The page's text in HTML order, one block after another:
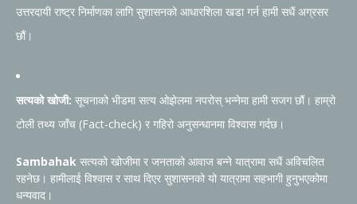
उत्तरदायी राष्ट्र निर्माणका लागि सुशासनको आधारशिला खडा गर्न हामी सधैं अग्रसर
छौं।
सत्यको खोजी: सूचनाको भीडमा सत्य ओझेलमा नपरोस् भन्नेमा हामी सजग छौं। हाम्रो
टोली तथ्य जाँच (Fact-check) र गहिरो अनुसन्धानमा विश्वास गर्दछ।
Sambahak सत्यको खोजीमा र जनताको आवाज बन्ने यात्रामा सधैं अविचलित
रहनेछ। हामीलाई विश्वास र साथ दिएर सुशासनको यो यात्रामा सहभागी हुनुभएकोमा
धन्यवाद।